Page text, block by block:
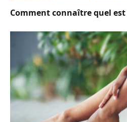
Comment connaître quel